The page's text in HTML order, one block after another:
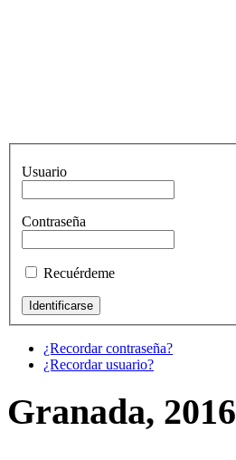
Usuario
Contraseña
Recuérdeme
¿Recordar contraseña?
¿Recordar usuario?
Granada, 2016